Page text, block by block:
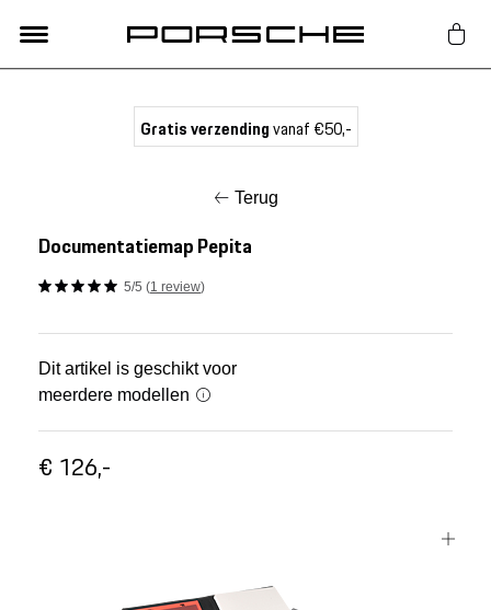
Nieuw
Acties
Porsche finder
Gratis verzendingvanaf €50,-
Terug
Documentatiemap Pepita
5/5 (1 review)
Dit artikel is geschikt voor
meerdere modellen
€ 126,-